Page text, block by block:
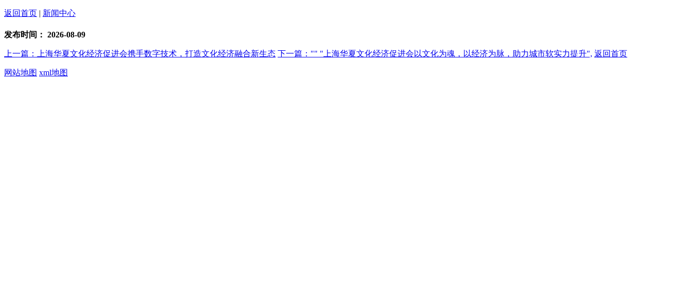
返回首页 | 新闻中心
发布时间： 2026-08-09
上一篇：上海华夏文化经济促进会携手数字技术，打造文化经济融合新生态 下一篇："" "上海华夏文化经济促进会以文化为魂，以经济为脉，助力城市软实力提升", 返回首页
网站地图 xml地图